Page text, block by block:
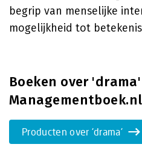
begrip van menselijke
mogelijkheid tot
Boeken over
Managementboek.nl
Producten over 'drama'